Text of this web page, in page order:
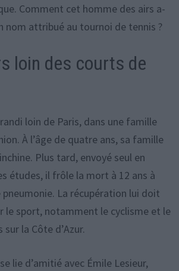
Comment cet homme des airs a-
nom attribué au tournoi de tennis ?
loin des courts de
loin de Paris, dans une famille
À l’âge de quatre ans, sa famille
Plus tard, envoyé seul en
études, il frôle la mort à 12 ans à
pneumonie. La récupération lui doit
le sport, notamment le cyclisme et le
la Côte d’Azur.
lie d’amitié avec Émile Lesieur,